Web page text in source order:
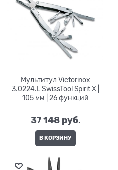
Мультитул Victorinox
3.0224.L SwissTool Spirit X |
105 мм | 26 функций
37 148 руб.
В КОРЗИНУ